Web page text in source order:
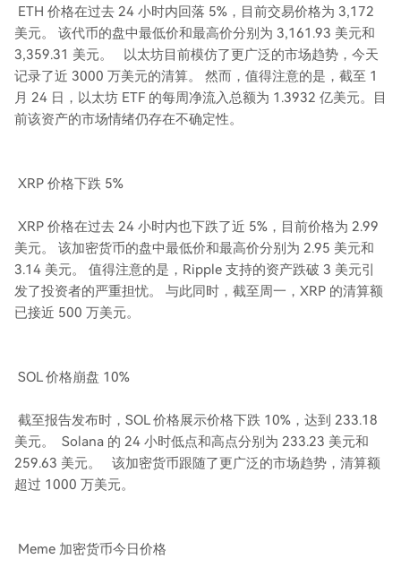
ETH 价格在过去 24 小时内回落 5%，目前交易价格为 3,172
美元。 该代币的盘中最低价和最高价分别为 3,161.93 美元和
3,359.31 美元。 以太坊目前模仿了更广泛的市场趋势，今天
记录了近 3000 万美元的清算。 然而，值得注意的是，截至 1
月 24 日，以太坊 ETF 的每周净流入总额为 1.3932 亿美元。目
前该资产的市场情绪仍存在不确定性。
XRP 价格下跌 5%
XRP 价格在过去 24 小时内也下跌了近 5%，目前价格为 2.99
美元。 该加密货币的盘中最低价和最高价分别为 2.95 美元和
3.14 美元。 值得注意的是，Ripple 支持的资产跌破 3 美元引
发了投资者的严重担忧。 与此同时，截至周一，XRP 的清算额
已接近 500 万美元。
SOL 价格崩盘 10%
截至报告发布时，SOL 价格展示价格下跌 10%，达到 233.18
美元。 Solana 的 24 小时低点和高点分别为 233.23 美元和
259.63 美元。 该加密货币跟随了更广泛的市场趋势，清算额
超过 1000 万美元。
Meme 加密货币今日价格